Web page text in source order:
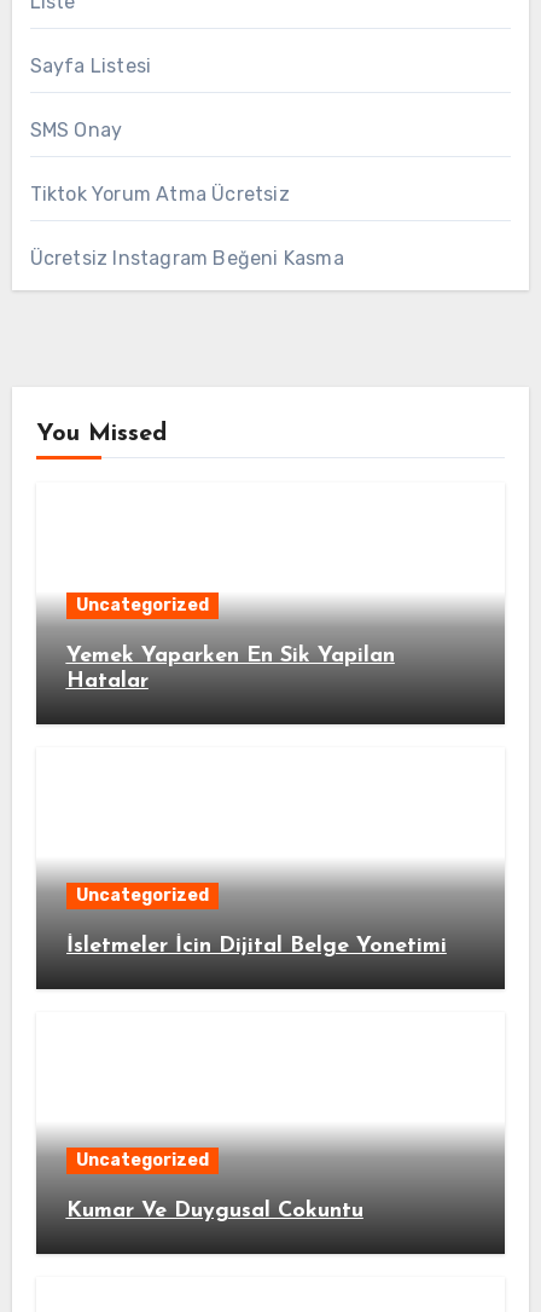
Sayfa Listesi
SMS Onay
Tiktok Yorum Atma Ücretsiz
Ücretsiz Instagram Beğeni Kasma
You Missed
Uncategorized
Yemek Yaparken En Sik Yapilan
Hatalar
Uncategorized
İsletmeler İcin Dijital Belge Yonetimi
Uncategorized
Kumar Ve Duygusal Cokuntu